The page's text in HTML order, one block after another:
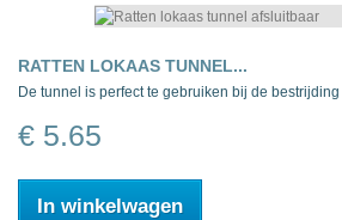
RATTEN LOKAAS TUNNEL...
De tunnel is perfect te gebruiken bij de bestrijding
€ 5.65
In winkelwagen